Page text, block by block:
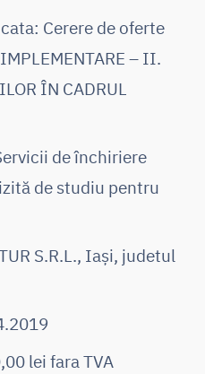
Cerere de oferte
– II.
ÎN CADRUL
de închiriere
de studiu pentru
S.R.L., Iași, judetul
lei fara TVA